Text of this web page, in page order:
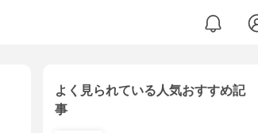
よく見られている人気おすすめ記
事